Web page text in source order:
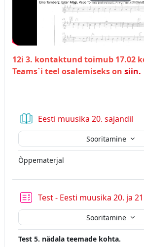
12i 3. kontaktund toimub 17.02
Teams`i teel osalemiseks on siin.
Eesti muusika 20. sajandil
Sooritamine
Õppematerjal
Test - Eesti muusika 20. ja
Sooritamine
Test 5. nädala teemade kohta.